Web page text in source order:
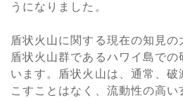
うになりました。
盾状火山に関する現在の知見
盾状火山群であるハワイ島での
います。盾状火山は、通常、
こすことはなく、流動性の高い